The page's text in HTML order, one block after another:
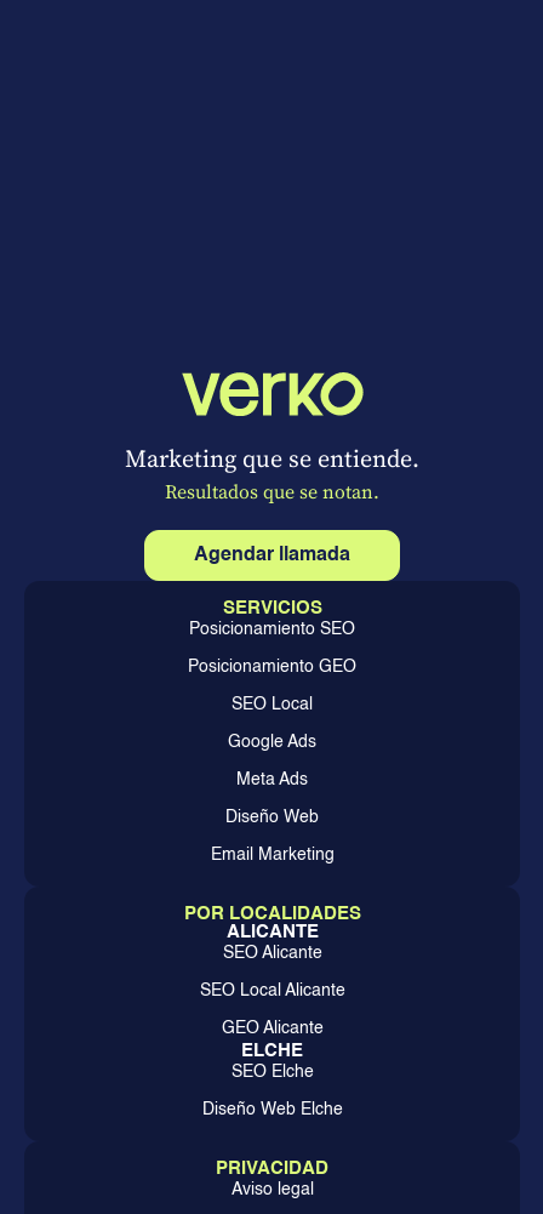
Marketing que se entiende.
Resultados que se notan.
Agendar llamada
SERVICIOS
Posicionamiento SEO
Posicionamiento GEO
SEO Local
Google Ads
Meta Ads
Diseño Web
Email Marketing
POR LOCALIDADES
ALICANTE
SEO Alicante
SEO Local Alicante
GEO Alicante
ELCHE
SEO Elche
Diseño Web Elche
PRIVACIDAD
Aviso legal